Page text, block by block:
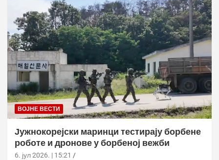
ВОЈНЕ ВЕСТИ
Јужнокорејски маринци тестирају борбене
роботе и дронове у борбеној вежби
6. јул 2026. | 15:21